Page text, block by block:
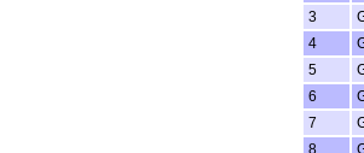
3
4
5
6
7
8